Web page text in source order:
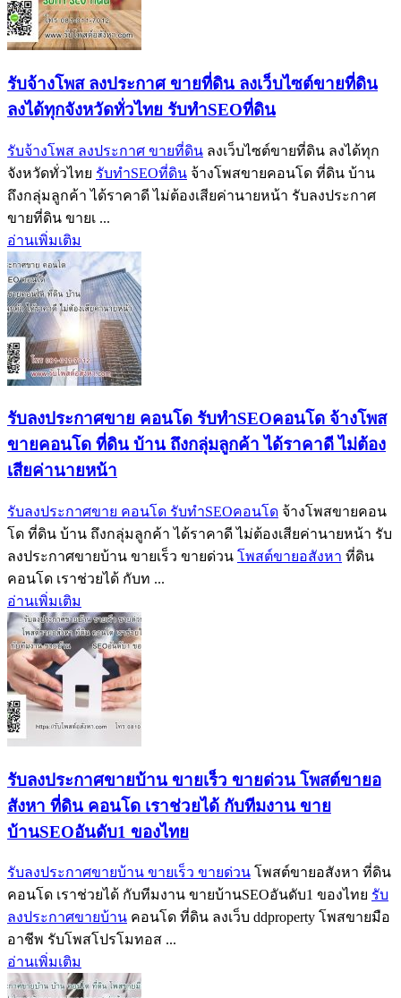
รับจ้างโพส ลงประกาศ ขายที่ดิน ลงเว็บไซต์ขายที่ดิน
ลงได้ทุกจังหวัดทั่วไทย รับทำSEOที่ดิน
รับจ้างโพส ลงประกาศ ขายที่ดิน ลงเว็บไซต์ขายที่ดิน ลงได้ทุก
จังหวัดทั่วไทย รับทำSEOที่ดิน จ้างโพสขายคอนโด ที่ดิน บ้าน
ถึงกลุ่มลูกค้า ได้ราคาดี ไม่ต้องเสียค่านายหน้า รับลงประกาศ
ขายที่ดิน ขายเ ...
อ่านเพิ่มเติม
รับลงประกาศขาย คอนโด รับทำSEOคอนโด จ้างโพส
ขายคอนโด ที่ดิน บ้าน ถึงกลุ่มลูกค้า ได้ราคาดี ไม่ต้อง
เสียค่านายหน้า
รับลงประกาศขาย คอนโด รับทำSEOคอนโด จ้างโพสขายคอน
โด ที่ดิน บ้าน ถึงกลุ่มลูกค้า ได้ราคาดี ไม่ต้องเสียค่านายหน้า รับ
ลงประกาศขายบ้าน ขายเร็ว ขายด่วน โพสต์ขายอสังหา ที่ดิน
คอนโด เราช่วยได้ กับท ...
อ่านเพิ่มเติม
รับลงประกาศขายบ้าน ขายเร็ว ขายด่วน โพสต์ขายอ
สังหา ที่ดิน คอนโด เราช่วยได้ กับทีมงาน ขาย
บ้านSEOอันดับ1 ของไทย
รับลงประกาศขายบ้าน ขายเร็ว ขายด่วน โพสต์ขายอสังหา ที่ดิน
คอนโด เราช่วยได้ กับทีมงาน ขายบ้านSEOอันดับ1 ของไทย รับ
ลงประกาศขายบ้าน คอนโด ที่ดิน ลงเว็บ ddproperty โพสขายมือ
อาชีพ รับโพสโปรโมทอส ...
อ่านเพิ่มเติม